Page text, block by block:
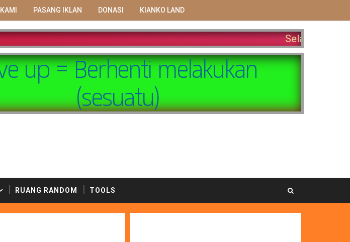
PASANG IKLAN DONASI KIANKO LAND
Selamat datang di KnK Land.
up = Berhenti melakukan
(sesuatu)
RUANG RANDOM TOOLS